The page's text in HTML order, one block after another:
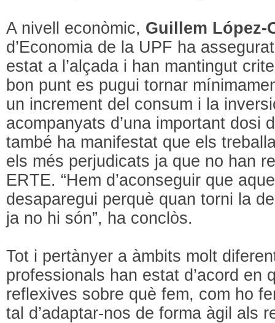
A nivell econòmic, Guillem López-
d’Economia de la UPF ha
estat a l’alçada i han mantingut
bon punt es pugui tornar
un increment del consum i la
acompanyats d’una important dosi
també ha manifestat que els
els més perjudicats ja que no han
ERTE. “Hem d’aconseguir que
desaparegui perquè quan torni la
ja no hi són”, ha conclòs.
Tot i pertànyer a àmbits molt
professionals han estat d’acord en
reflexives sobre què fem, com ho
tal d’adaptar-nos de forma àgil als